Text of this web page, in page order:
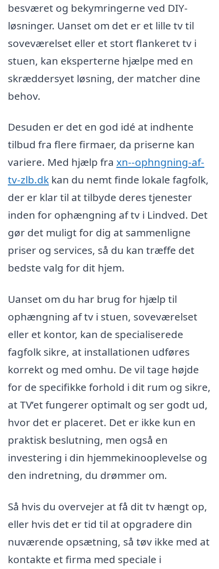
besværet og bekymringerne ved DIY-
løsninger. Uanset om det er et lille tv til
soveværelset eller et stort flankeret tv i
stuen, kan eksperterne hjælpe med en
skræddersyet løsning, der matcher dine
behov.
Desuden er det en god idé at indhente
tilbud fra flere firmaer, da priserne kan
variere. Med hjælp fra xn--ophngning-af-
tv-zlb.dk kan du nemt finde lokale fagfolk,
der er klar til at tilbyde deres tjenester
inden for ophængning af tv i Lindved. Det
gør det muligt for dig at sammenligne
priser og services, så du kan træffe det
bedste valg for dit hjem.
Uanset om du har brug for hjælp til
ophængning af tv i stuen, soveværelset
eller et kontor, kan de specialiserede
fagfolk sikre, at installationen udføres
korrekt og med omhu. De vil tage højde
for de specifikke forhold i dit rum og sikre,
at TV’et fungerer optimalt og ser godt ud,
hvor det er placeret. Det er ikke kun en
praktisk beslutning, men også en
investering i din hjemmekinooplevelse og
den indretning, du drømmer om.
Så hvis du overvejer at få dit tv hængt op,
eller hvis det er tid til at opgradere din
nuværende opsætning, så tøv ikke med at
kontakte et firma med speciale i